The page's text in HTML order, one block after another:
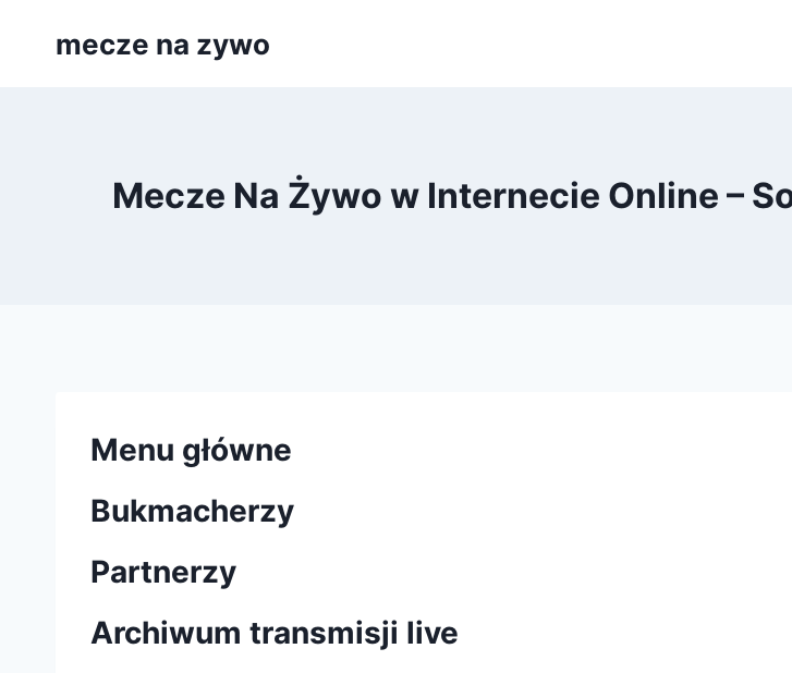
mecze na zywo
Mecze Na Żywo w Internecie Online –
Menu główne
Bukmacherzy
Partnerzy
Archiwum transmisji live